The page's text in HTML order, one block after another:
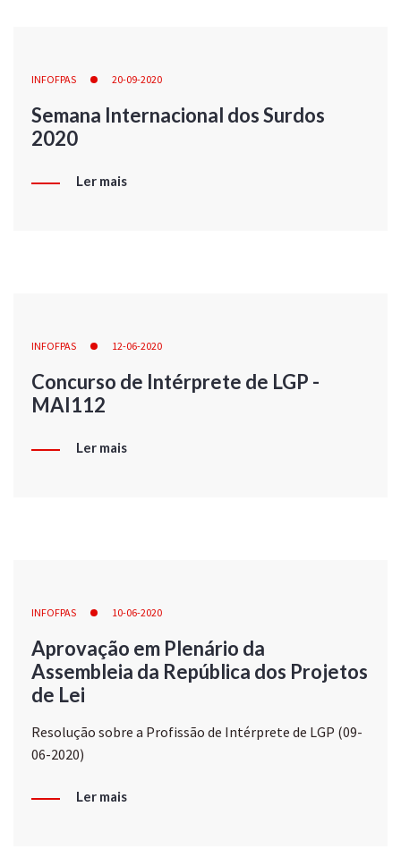
INFOFPAS 20-09-2020
Semana Internacional dos Surdos
2020
Ler mais
INFOFPAS 12-06-2020
Concurso de Intérprete de LGP -
MAI112
Ler mais
INFOFPAS 10-06-2020
Aprovação em Plenário da
Assembleia da República dos Projetos
de Lei
Resolução sobre a Profissão de Intérprete de LGP (09-
06-2020)
Ler mais